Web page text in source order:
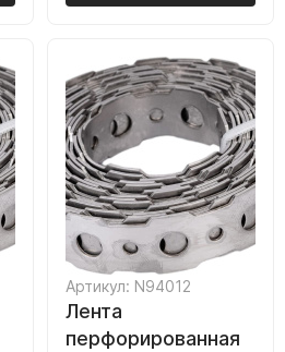
Артикул: N94012
Лента
перфорированная